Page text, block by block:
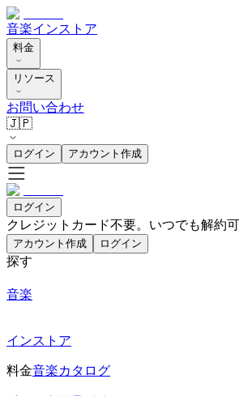
音楽インストア
料金
リソース
お問い合わせ
🇯🇵
ログイン アカウント作成
ログイン
クレジットカード不要。いつでも解約可
アカウント作成 ログイン
探す
音楽
インストア
料金音楽カタログ